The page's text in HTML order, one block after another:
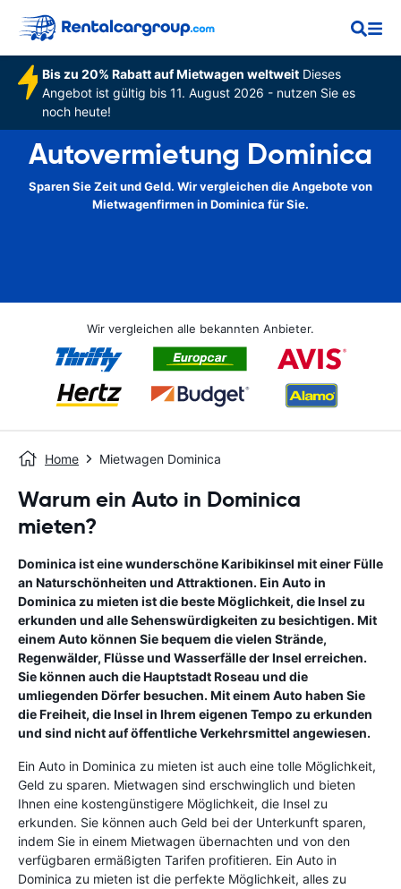
Bis zu 20% Rabatt auf Mietwagen weltweitDieses
Angebot ist gültig bis 11. August 2026 - nutzen Sie es
noch heute!
Autovermietung Dominica
Sparen Sie Zeit und Geld. Wir vergleichen die Angebote von
Mietwagenfirmen in Dominica für Sie.
Wir vergleichen alle bekannten Anbieter.
Home Mietwagen Dominica
Warum ein Auto in Dominica
mieten?
Dominica ist eine wunderschöne Karibikinsel mit einer Fülle
an Naturschönheiten und Attraktionen. Ein Auto in
Dominica zu mieten ist die beste Möglichkeit, die Insel zu
erkunden und alle Sehenswürdigkeiten zu besichtigen. Mit
einem Auto können Sie bequem die vielen Strände,
Regenwälder, Flüsse und Wasserfälle der Insel erreichen.
Sie können auch die Hauptstadt Roseau und die
umliegenden Dörfer besuchen. Mit einem Auto haben Sie
die Freiheit, die Insel in Ihrem eigenen Tempo zu erkunden
und sind nicht auf öffentliche Verkehrsmittel angewiesen.
Ein Auto in Dominica zu mieten ist auch eine tolle Möglichkeit,
Geld zu sparen. Mietwagen sind erschwinglich und bieten
Ihnen eine kostengünstigere Möglichkeit, die Insel zu
erkunden. Sie können auch Geld bei der Unterkunft sparen,
indem Sie in einem Mietwagen übernachten und von den
verfügbaren ermäßigten Tarifen profitieren. Ein Auto in
Dominica zu mieten ist die perfekte Möglichkeit, alles zu